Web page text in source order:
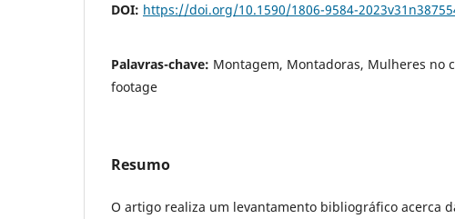
DOI: https://doi.org/10.1590/1806-9584-
Palavras-chave: Montagem, Montadoras, Mulheres no
footage
Resumo
O artigo realiza um levantamento bibliográfico acerca